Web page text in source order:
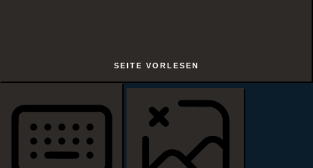
SEITE VORLESEN